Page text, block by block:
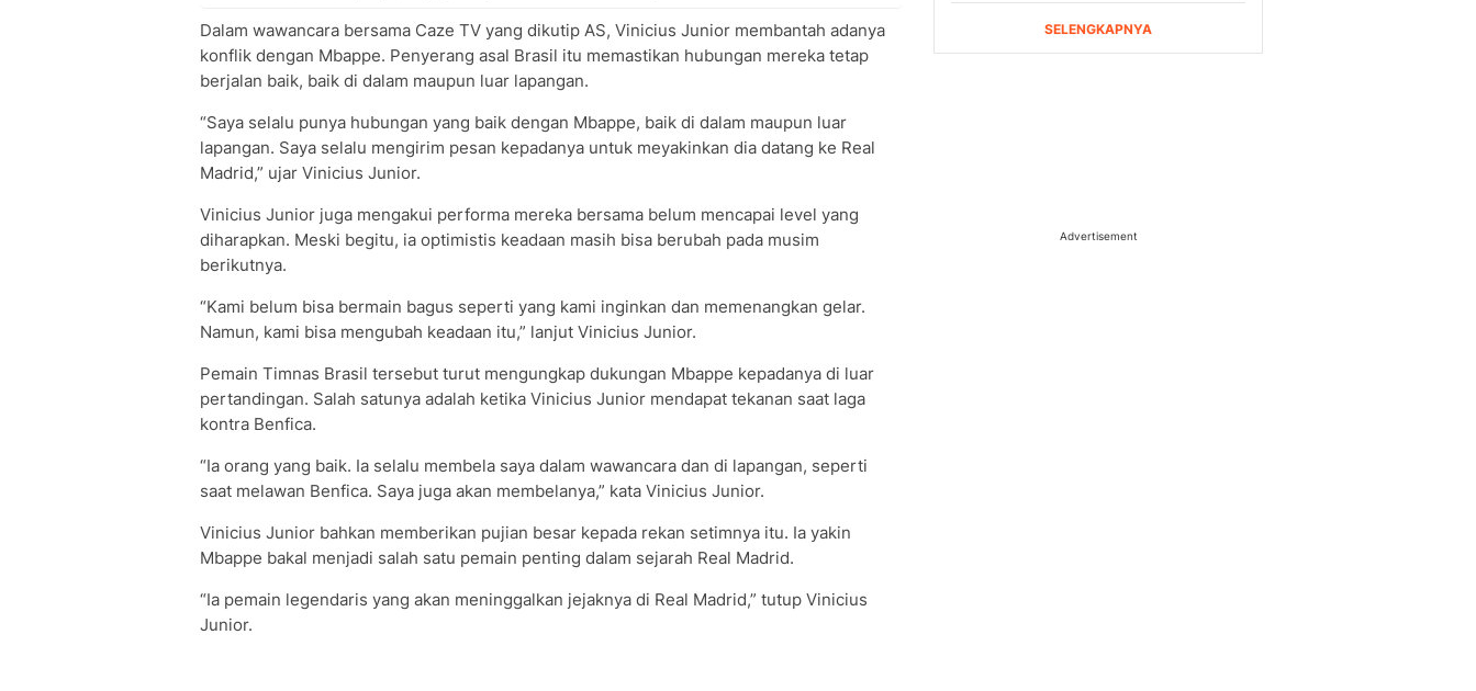
Dalam wawancara bersama Caze TV yang dikutip AS, Vinicius Junior membantah adanya
konflik dengan Mbappe. Penyerang asal Brasil itu memastikan hubungan mereka tetap
berjalan baik, baik di dalam maupun luar lapangan.
“Saya selalu punya hubungan yang baik dengan Mbappe, baik di dalam maupun luar
lapangan. Saya selalu mengirim pesan kepadanya untuk meyakinkan dia datang ke Real
Madrid,” ujar Vinicius Junior.
Vinicius Junior juga mengakui performa mereka bersama belum mencapai level yang
diharapkan. Meski begitu, ia optimistis keadaan masih bisa berubah pada musim
berikutnya.
“Kami belum bisa bermain bagus seperti yang kami inginkan dan memenangkan gelar.
Namun, kami bisa mengubah keadaan itu,” lanjut Vinicius Junior.
Pemain Timnas Brasil tersebut turut mengungkap dukungan Mbappe kepadanya di luar
pertandingan. Salah satunya adalah ketika Vinicius Junior mendapat tekanan saat laga
kontra Benfica.
“Ia orang yang baik. Ia selalu membela saya dalam wawancara dan di lapangan, seperti
saat melawan Benfica. Saya juga akan membelanya,” kata Vinicius Junior.
Vinicius Junior bahkan memberikan pujian besar kepada rekan setimnya itu. Ia yakin
Mbappe bakal menjadi salah satu pemain penting dalam sejarah Real Madrid.
“Ia pemain legendaris yang akan meninggalkan jejaknya di Real Madrid,” tutup Vinicius
Junior.
Advertisement